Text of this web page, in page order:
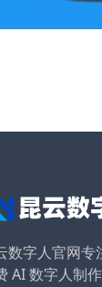
数字人官网
AI 数字人制